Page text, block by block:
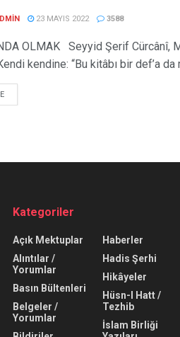
23 MAYIS 2022 3588
OLMAK Seyyid Şerif Cürcânî,
kendine: “Bu kitâbı bir def’a
Kategoriler
Açık Mektuplar
Alıntılar /
Yorumlar
Basın Bültenleri
Belgeler /
Yorumlar
Haberler
Hadis Şerhi
Hikâyeler
Hüsn-I Hatt /
Tezhib
İslam Birliği